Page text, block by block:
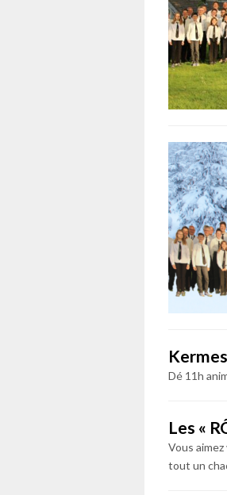
Dé 11h
Les «
Vous
tout un